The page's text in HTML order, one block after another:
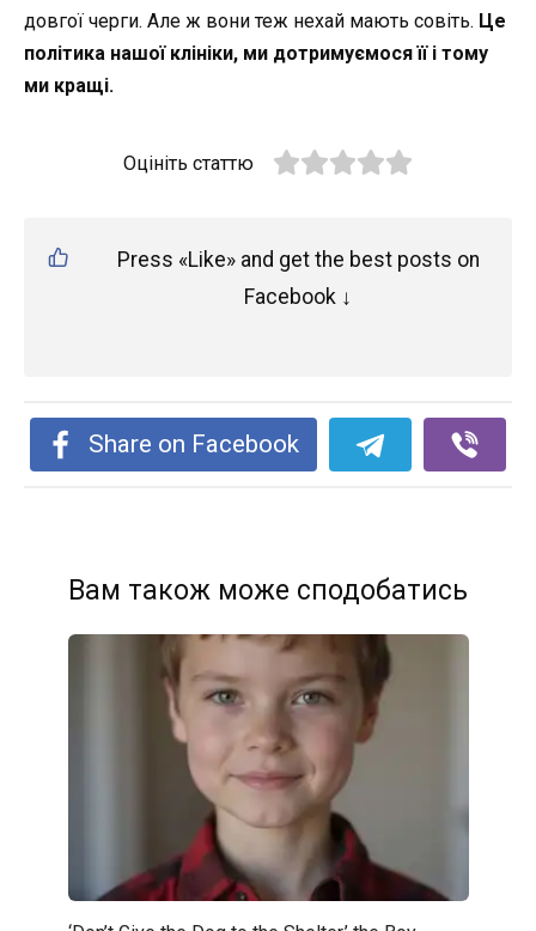
довгої черги. Але ж вони теж нехай мають совіть. Це
політика нашої клініки, ми дотримуємося її і тому
ми кращі.
Оцініть статтю
Press «Like» and get the best posts on
Facebook ↓
Share on Facebook
Вам також може сподобатись